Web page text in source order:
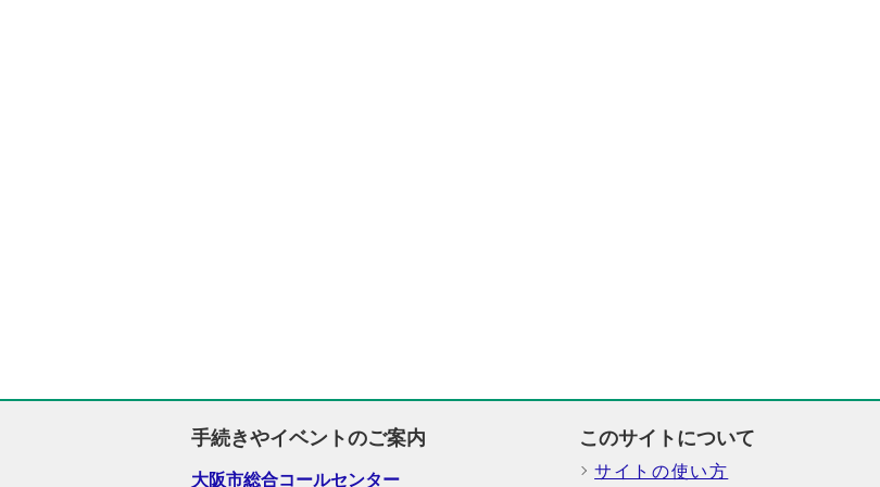
手続きやイベントのご案内
大阪市総合コールセンター
このサイトについて
サイトの使い方